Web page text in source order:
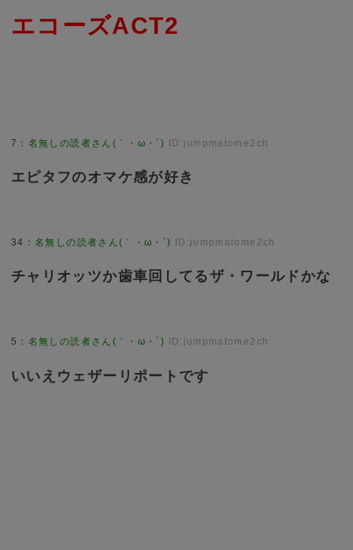
エコーズACT2
7 ： 名無しの読者さん(｀・ω・´) ID:jumpmatome2ch
エピタフのオマケ感が好き
34 ：名無しの読者さん(｀・ω・´) ID:jumpmatome2ch
チャリオッツか歯車回してるザ・ワールドかな
5 ： 名無しの読者さん(｀・ω・´) ID:jumpmatome2ch
いいえウェザーリポートです